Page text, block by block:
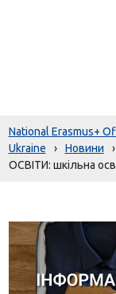
National Erasmus+
Ukraine
› Новини ›
ОСВІТИ: шкільна